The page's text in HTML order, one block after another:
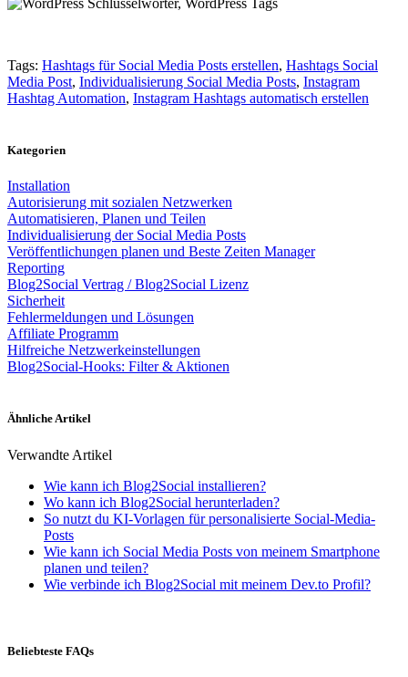
Tags: Hashtags für Social Media Posts erstellen, Hashtags Social
Media Post, Individualisierung Social Media Posts, Instagram
Hashtag Automation, Instagram Hashtags automatisch erstellen
Kategorien
Installation
Autorisierung mit sozialen Netzwerken
Automatisieren, Planen und Teilen
Individualisierung der Social Media Posts
Veröffentlichungen planen und Beste Zeiten Manager
Reporting
Blog2Social Vertrag / Blog2Social Lizenz
Sicherheit
Fehlermeldungen und Lösungen
Affiliate Programm
Hilfreiche Netzwerkeinstellungen
Blog2Social-Hooks: Filter & Aktionen
Ähnliche Artikel
Verwandte Artikel
Wie kann ich Blog2Social installieren?
Wo kann ich Blog2Social herunterladen?
So nutzt du KI-Vorlagen für personalisierte Social-Media-
Posts
Wie kann ich Social Media Posts von meinem Smartphone
planen und teilen?
Wie verbinde ich Blog2Social mit meinem Dev.to Profil?
Beliebteste FAQs